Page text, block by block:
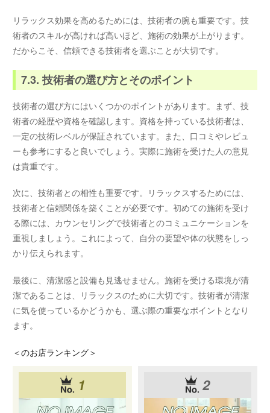
リラックス効果を高めるためには、技術者の腕も重要です。技
術者のスキルが高ければ高いほど、施術の効果が上がります。
だからこそ、信頼できる技術者を選ぶことが大切です。
7.3. 技術者の選び方とそのポイント
技術者の選び方にはいくつかのポイントがあります。まず、技
術者の経歴や資格を確認します。資格を持っている技術者は、
一定の技術レベルが保証されています。また、口コミやレビュ
ーも参考にすると良いでしょう。実際に施術を受けた人の意見
は貴重です。
次に、技術者との相性も重要です。リラックスするためには、
技術者と信頼関係を築くことが必要です。初めての施術を受け
る際には、カウンセリングで技術者とのコミュニケーションを
重視しましょう。これによって、自分の要望や体の状態をしっ
かり伝えられます。
最後に、清潔感と設備も見逃せません。施術を受ける環境が清
潔であることは、リラックスのために大切です。技術者が清潔
に気を使っているかどうかも、選ぶ際の重要なポイントとなり
ます。
＜のお店ランキング＞
1 2